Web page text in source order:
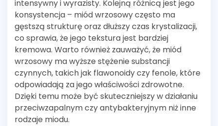
intensywny i wyrazisty. Kolejną różnicą jest jego
konsystencja – miód wrzosowy często ma
gęstszą strukturę oraz dłuższy czas krystalizacji,
co sprawia, że jego tekstura jest bardziej
kremowa. Warto również zauważyć, że miód
wrzosowy ma wyższe stężenie substancji
czynnych, takich jak flawonoidy czy fenole, które
odpowiadają za jego właściwości zdrowotne.
Dzięki temu może być skuteczniejszy w działaniu
przeciwzapalnym czy antybakteryjnym niż inne
rodzaje miodu.